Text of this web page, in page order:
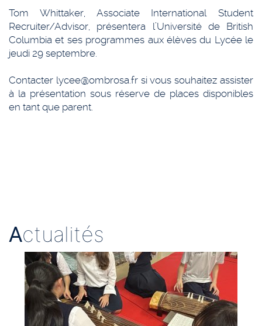
Tom Whittaker, Associate International Student
Recruiter/Advisor, présentera l’Université de British
Columbia et ses programmes aux élèves du Lycée le
jeudi 29 septembre.
Contacter lycee@ombrosa.fr si vous souhaitez assister
à la présentation sous réserve de places disponibles
en tant que parent.
Actualités